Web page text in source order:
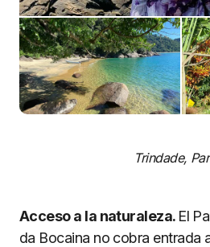
Trindade,
Acceso a la naturaleza. El
da Bocaina no cobra entrada